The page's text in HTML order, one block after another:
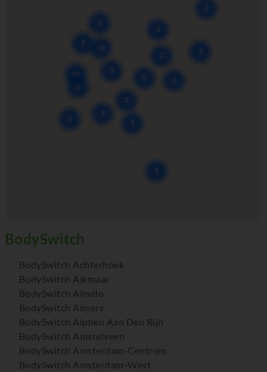
BodySwitch Achterhoek
BodySwitch Alkmaar
BodySwitch Almelo
BodySwitch Almere
BodySwitch Alphen Aan Den Rijn
BodySwitch Amstelveen
BodySwitch Amsterdam-Centrum
BodySwitch Amsterdam-West